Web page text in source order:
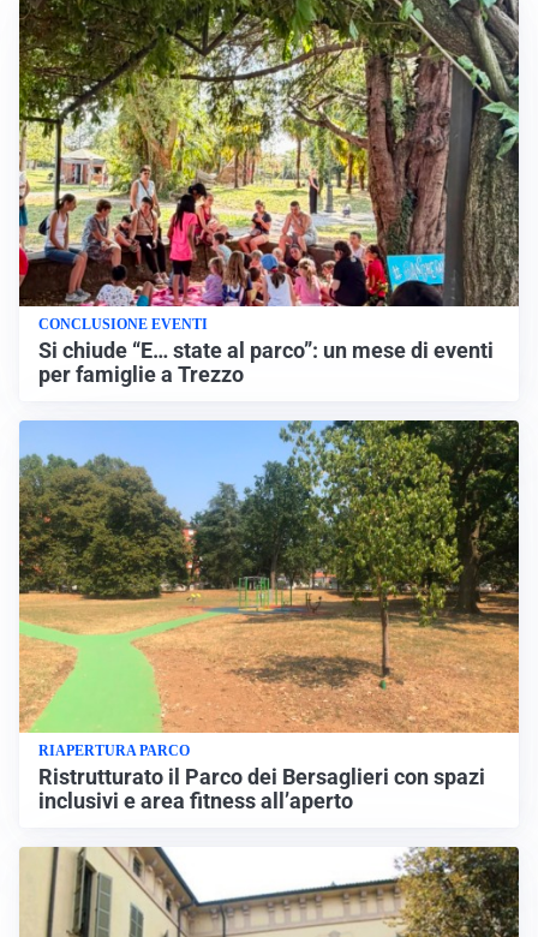
CONCLUSIONE EVENTI
Si chiude “E… state al parco”: un mese di eventi
per famiglie a Trezzo
RIAPERTURA PARCO
Ristrutturato il Parco dei Bersaglieri con spazi
inclusivi e area fitness all’aperto